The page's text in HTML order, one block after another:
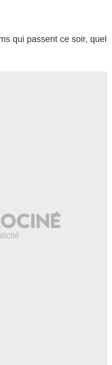
qui passent ce soir, quel